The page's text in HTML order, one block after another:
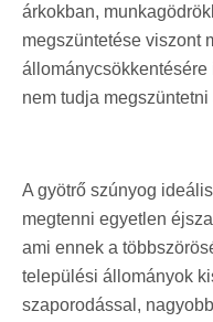
árkokban,
megszüntetése viszont
nem tudja
A gyötrő szúnyog
megtenni egyetlen
ami ennek a
települési állományok
szaporodással,